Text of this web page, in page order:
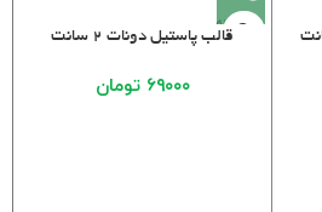
فروخته
شدهقالب پاستیل دونات ۲ سانت
۶۹۰۰۰ تومان